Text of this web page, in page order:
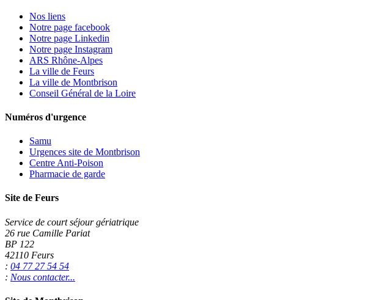
Nos liens
Notre page facebook
Notre page Linkedin
Notre page Instagram
ARS Rhône-Alpes
La ville de Feurs
La ville de Montbrison
Conseil Général de la Loire
Numéros d'urgence
Samu
Urgences site de Montbrison
Centre Anti-Poison
Pharmacie de garde
Site de Feurs
Service de court séjour gériatrique
26 rue Camille Pariat
BP 122
42110 Feurs
: 04 77 27 54 54
: Nous contacter...